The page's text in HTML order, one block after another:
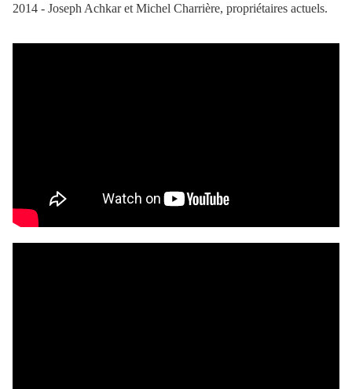
2014 - Joseph Achkar et Michel Charrière, propriétaires actuels.